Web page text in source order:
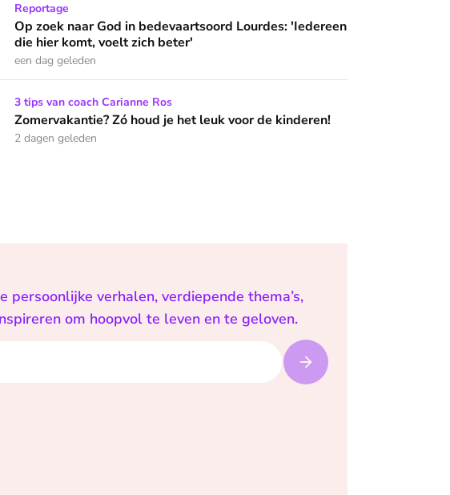
het vingertje wijzen’
God in bedevaartsoord Lourdes: 'Iedereen die hier komt, voelt zich beter'
Reportage
Op zoek naar God in bedevaartsoord Lourdes: 'Iedereen
die hier komt, voelt zich beter'
een dag geleden
Zó houd je het leuk voor de kinderen!
3 tips van coach Carianne Ros
Zomervakantie? Zó houd je het leuk voor de kinderen!
2 dagen geleden
verhalen, verdiepende thema’s,
om hoopvol te leven en te geloven.